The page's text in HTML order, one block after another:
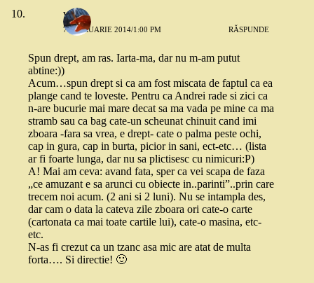
vio
7 FEBRUARIE 2014/1:00 PM RĂSPUNDE
Spun drept, am ras. Iarta-ma, dar nu m-am putut
abtine:))
Acum…spun drept si ca am fost miscata de faptul ca ea
plange cand te loveste. Pentru ca Andrei rade si zici ca
n-are bucurie mai mare decat sa ma vada pe mine ca ma
stramb sau ca bag cate-un scheunat chinuit cand imi
zboara -fara sa vrea, e drept- cate o palma peste ochi,
cap in gura, cap in burta, picior in sani, ect-etc… (lista
ar fi foarte lunga, dar nu sa plictisesc cu nimicuri:P)
A! Mai am ceva: avand fata, sper ca vei scapa de faza
„ce amuzant e sa arunci cu obiecte in..parinti”..prin care
trecem noi acum. (2 ani si 2 luni). Nu se intampla des,
dar cam o data la cateva zile zboara ori cate-o carte
(cartonata ca mai toate cartile lui), cate-o masina, etc-
etc.
N-as fi crezut ca un tzanc asa mic are atat de multa
forta…. Si directie! 🙂